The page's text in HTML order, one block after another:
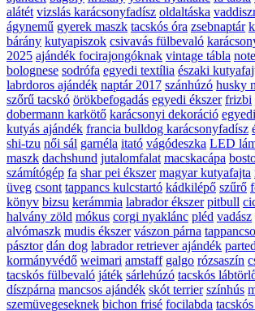
alátét vizslás karácsonyfadísz oldaltáska
ágynemű gyerek maszk tacskós óra zsebnaptár
bárány kutyapiszok csivavás fülbevaló
2025 ajándék focirajongóknak vintage tábla
bolognese sodrófa egyedi textília északi
labrdoros ajándék naptár 2017 szánhúzó husky
szőrű tacskó örökbefogadás egyedi ékszer frizbi
dobermann karkötő karácsonyi dekoráció
kutyás ajándék francia bulldog karácsonyfadísz
shi-tzu női sál garnéla itató vágódeszka LED
maszk dachshund jutalomfalat macskacápa
számítógép fa shar pei ékszer magyar kutyafajta
üveg csont tappancs kulcstartó kádkilépő szűrő
könyv bizsu kerámmia labrador ékszer pitbull
halvány zöld mókus corgi nyaklánc pléd vadász
alvómaszk mudis ékszer vászon párna
pásztor dán dog labrador retriever ajándék
kormányvédő weimari amstaff galgo rózsaszín
tacskós fülbevaló játék sárlehúzó tacskós
díszpárna mancsos ajándék skót terrier színhús
szemüvegeseknek bichon frisé focilabda